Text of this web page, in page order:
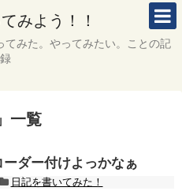
みよう！！
みた。やってみたい。ことの記
録
」 一覧
ーダー付けよっかなぁ
日記を書いてみた！